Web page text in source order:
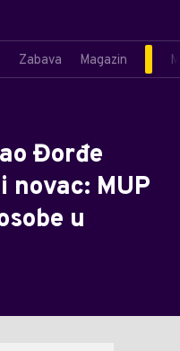
Zabava Magazin
Đorđe
MUP
u